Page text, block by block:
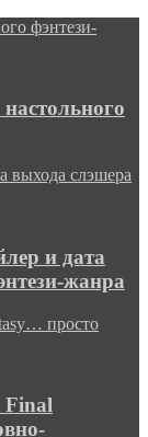
фэнтези-
выхода слэшера
и дата
жанра
просто
Final